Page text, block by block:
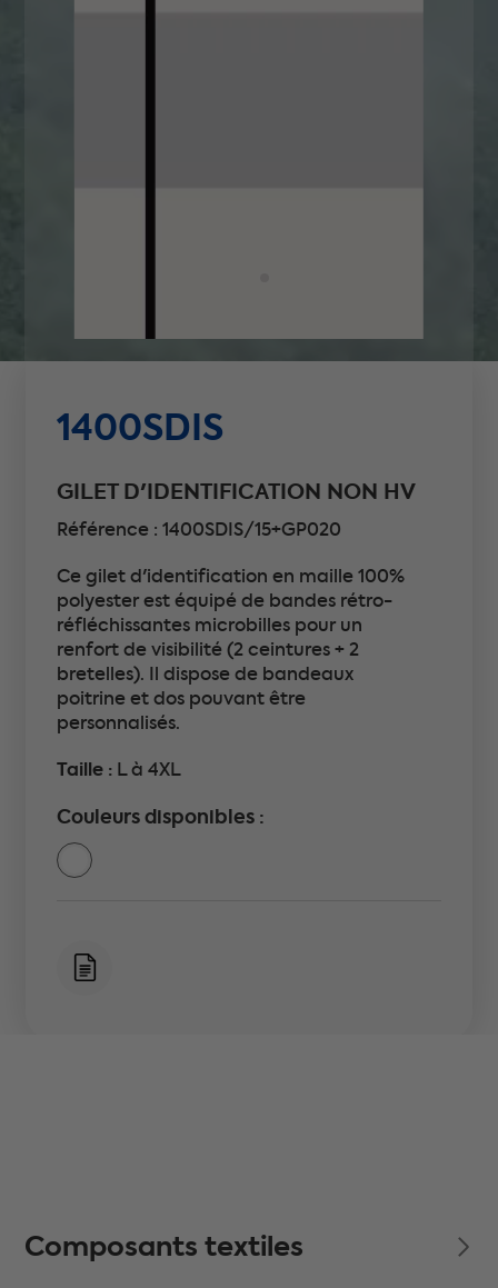
1400SDIS
GILET D'IDENTIFICATION NON HV
Référence : 1400SDIS/15+GP020
Ce gilet d'identification en maille 100%
polyester est équipé de bandes rétro-
réfléchissantes microbilles pour un
renfort de visibilité (2 ceintures + 2
bretelles). Il dispose de bandeaux
poitrine et dos pouvant être
personnalisés.
Taille : L à 4XL
Couleurs disponibles :
Composants textiles